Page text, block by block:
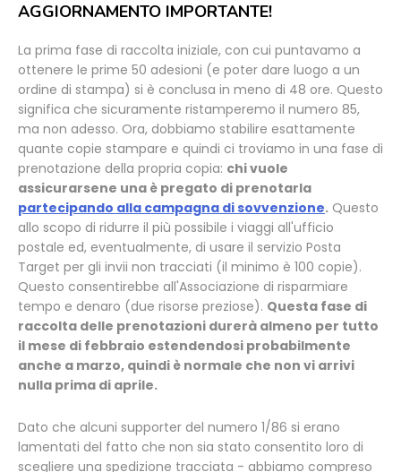
AGGIORNAMENTO IMPORTANTE!
La prima fase di raccolta iniziale, con cui puntavamo a
ottenere le prime 50 adesioni (e poter dare luogo a un
ordine di stampa) si è conclusa in meno di 48 ore. Questo
significa che sicuramente ristamperemo il numero 85,
ma non adesso. Ora, dobbiamo stabilire esattamente
quante copie stampare e quindi ci troviamo in una fase di
prenotazione della propria copia: chi vuole
assicurarsene una è pregato di prenotarla
partecipando alla campagna di sovvenzione. Questo
allo scopo di ridurre il più possibile i viaggi all'ufficio
postale ed, eventualmente, di usare il servizio Posta
Target per gli invii non tracciati (il minimo è 100 copie).
Questo consentirebbe all'Associazione di risparmiare
tempo e denaro (due risorse preziose). Questa fase di
raccolta delle prenotazioni durerà almeno per tutto
il mese di febbraio estendendosi probabilmente
anche a marzo, quindi è normale che non vi arrivi
nulla prima di aprile.
Dato che alcuni supporter del numero 1/86 si erano
lamentati del fatto che non sia stato consentito loro di
scegliere una spedizione tracciata - abbiamo compreso